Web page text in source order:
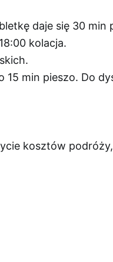
daje się 30 min
kolacja.
min pieszo. Do
kosztów